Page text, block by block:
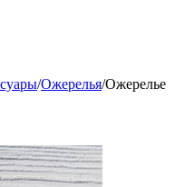
/Ожерелья/Ожерелье